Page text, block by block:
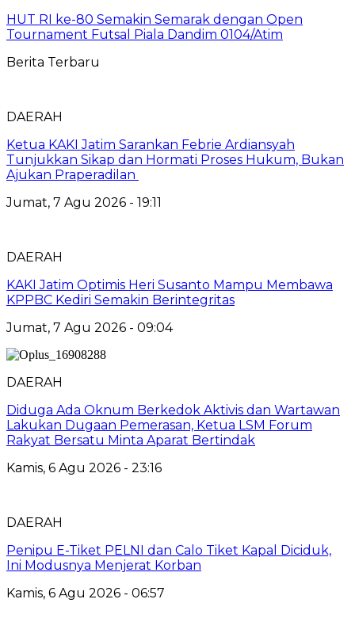
HUT RI ke-80 Semakin Semarak dengan Open
Tournament Futsal Piala Dandim 0104/Atim
Berita Terbaru
DAERAH
Ketua KAKI Jatim Sarankan Febrie Ardiansyah
Tunjukkan Sikap dan Hormati Proses Hukum, Bukan
Ajukan Praperadilan
Jumat, 7 Agu 2026 - 19:11
DAERAH
KAKI Jatim Optimis Heri Susanto Mampu Membawa
KPPBC Kediri Semakin Berintegritas
Jumat, 7 Agu 2026 - 09:04
DAERAH
Diduga Ada Oknum Berkedok Aktivis dan Wartawan
Lakukan Dugaan Pemerasan, Ketua LSM Forum
Rakyat Bersatu Minta Aparat Bertindak
Kamis, 6 Agu 2026 - 23:16
DAERAH
Penipu E-Tiket PELNI dan Calo Tiket Kapal Diciduk,
Ini Modusnya Menjerat Korban
Kamis, 6 Agu 2026 - 06:57